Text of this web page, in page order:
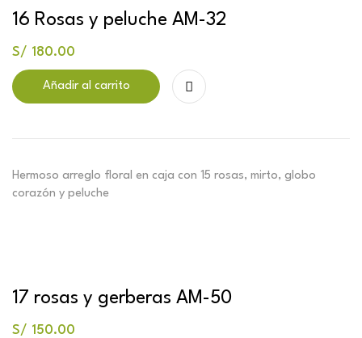
16 Rosas y peluche AM-32
S/ 180.00
Añadir al carrito
Hermoso arreglo floral en caja con 15 rosas, mirto, globo
corazón y peluche
17 rosas y gerberas AM-50
S/ 150.00